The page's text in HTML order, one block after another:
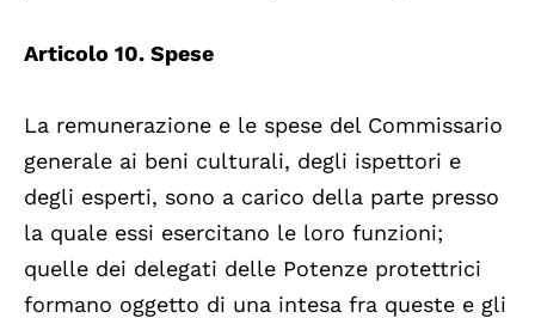
Articolo 10. Spese
La remunerazione e le spese del Commissario
generale ai beni culturali, degli ispettori e
degli esperti, sono a carico della parte presso
la quale essi esercitano le loro funzioni;
quelle dei delegati delle Potenze protettrici
formano oggetto di una intesa fra queste e gli